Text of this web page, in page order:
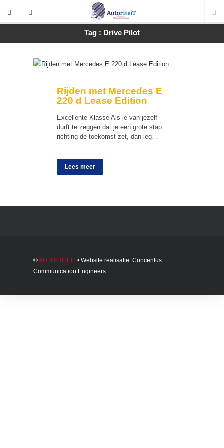
Tag : Drive Pilot
Rijden met Mercedes E
220 d Lease Edition
Excellente Klasse Als je van jezelf
durft te zeggen dat je een grote stap
richting de toekomst zet, dan leg…
Lees meer
©AUTO-RITEIT • Website realisatie:Concentus
Communication Engineers